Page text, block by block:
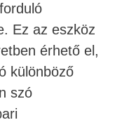
Ez az eszköz
érhető el,
különböző
szó